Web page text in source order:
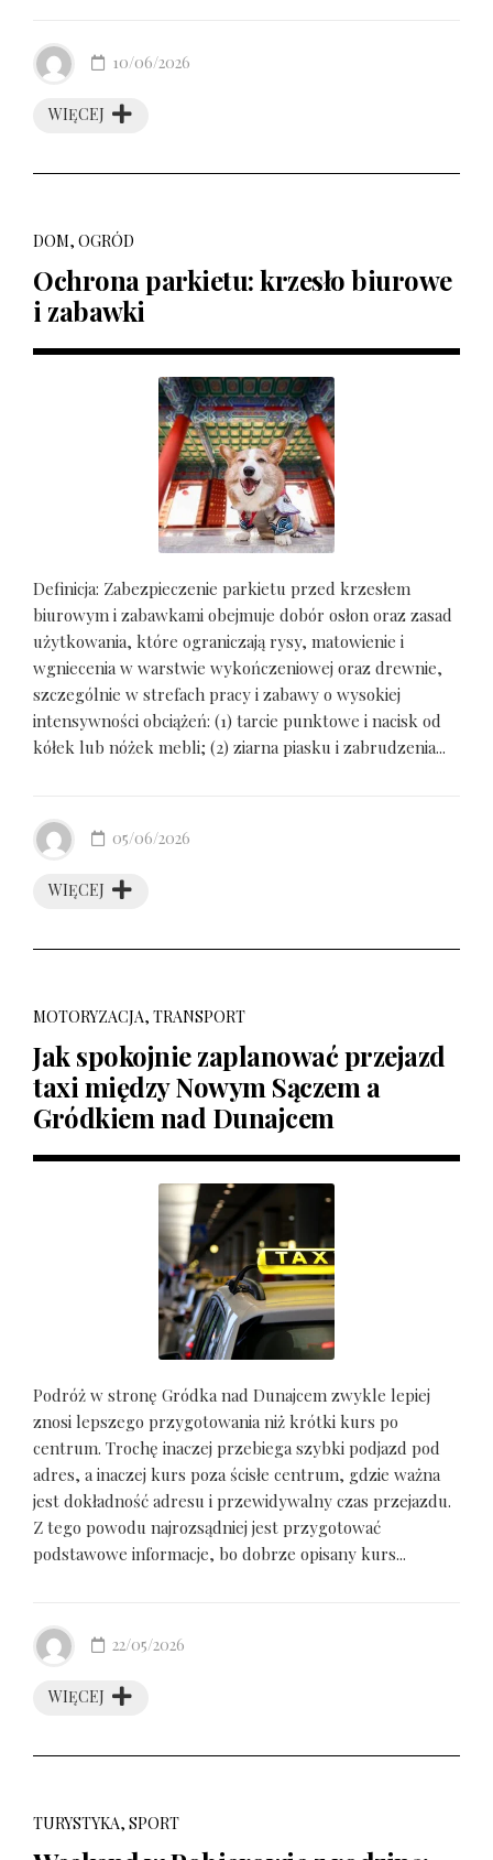
WIĘCEJ
10/06/2026
DOM, OGRÓD
Ochrona parkietu: krzesło biurowe
i zabawki
Definicja: Zabezpieczenie parkietu przed krzesłem
biurowym i zabawkami obejmuje dobór osłon oraz zasad
użytkowania, które ograniczają rysy, matowienie i
wgniecenia w warstwie wykończeniowej oraz drewnie,
szczególnie w strefach pracy i zabawy o wysokiej
intensywności obciążeń: (1) tarcie punktowe i nacisk od
kółek lub nóżek mebli; (2) ziarna piasku i zabrudzenia...
WIĘCEJ
05/06/2026
MOTORYZACJA, TRANSPORT
Jak spokojnie zaplanować przejazd
taxi między Nowym Sączem a
Gródkiem nad Dunajcem
Podróż w stronę Gródka nad Dunajcem zwykle lepiej
znosi lepszego przygotowania niż krótki kurs po
centrum. Trochę inaczej przebiega szybki podjazd pod
adres, a inaczej kurs poza ścisłe centrum, gdzie ważna
jest dokładność adresu i przewidywalny czas przejazdu.
Z tego powodu najrozsądniej jest przygotować
podstawowe informacje, bo dobrze opisany kurs...
WIĘCEJ
22/05/2026
TURYSTYKA, SPORT